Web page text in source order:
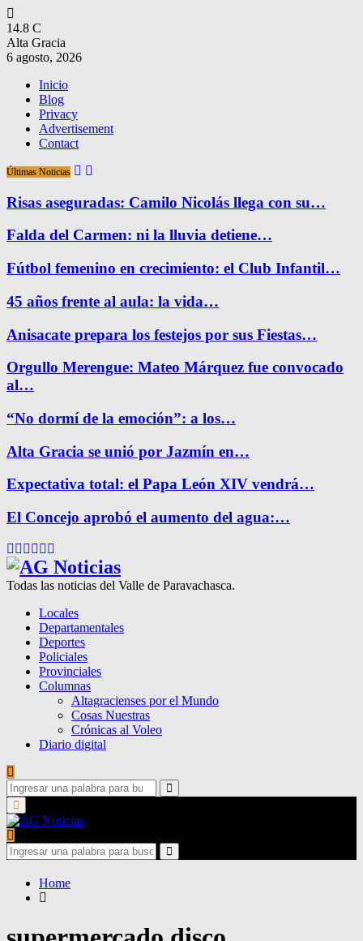
14.8 C
Alta Gracia
6 agosto, 2026
Inicio
Blog
Privacy
Advertisement
Contact
Últimas Noticias
Risas aseguradas: Camilo Nicolás llega con su…
Falda del Carmen: ni la lluvia detiene…
Fútbol femenino en crecimiento: el Club Infantil…
45 años frente al aula: la vida…
Anisacate prepara los festejos por sus Fiestas…
Orgullo Merengue: Mateo Márquez fue convocado
al…
“No dormí de la emoción”: a los…
Alta Gracia se unió por Jazmín en…
Expectativa total: el Papa León XIV vendrá…
El Concejo aprobó el aumento del agua:…
Facebook
Twitter
Instagram
Pinterest
Google
Todas las noticias del Valle de Paravachasca.
Locales
Departamentales
Deportes
Policiales
Provinciales
Columnas
Altagracienses por el Mundo
Cosas Nuestras
Crónicas al Voleo
Diario digital
Search
for:
Search
Primary
Menu
Search
for:
Search
Home